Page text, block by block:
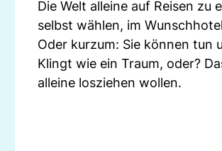
Die Welt alleine auf Reisen
selbst wählen, im
Oder kurzum: Sie können tun
Klingt wie ein Traum, oder?
alleine losziehen wollen.